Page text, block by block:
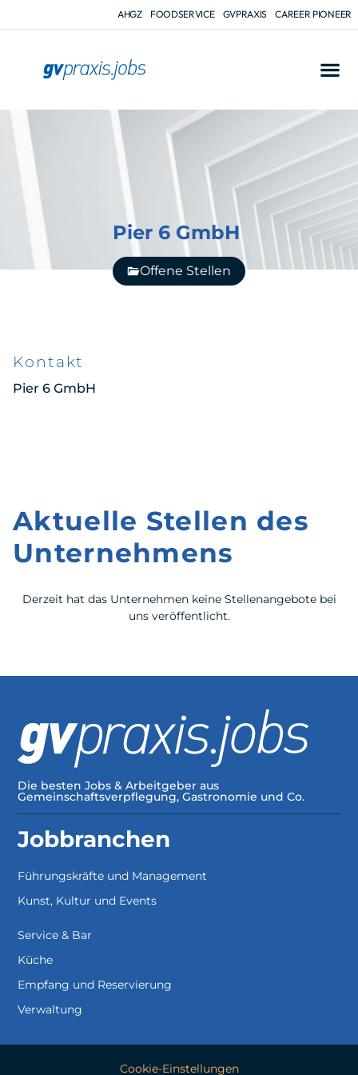
AHGZ FOODSERVICE GVPRAXIS CAREER PIONEER
Pier 6 GmbH
Offene Stellen
Kontakt
Pier 6 GmbH
Aktuelle Stellen des
Unternehmens
Derzeit hat das Unternehmen keine Stellenangebote bei
uns veröffentlicht.
Die besten Jobs & Arbeitgeber aus
Gemeinschaftsverpflegung, Gastronomie und Co.
Jobbranchen
Führungskräfte und Management
Kunst, Kultur und Events
Service & Bar
Küche
Empfang und Reservierung
Verwaltung
Cookie-Einstellungen